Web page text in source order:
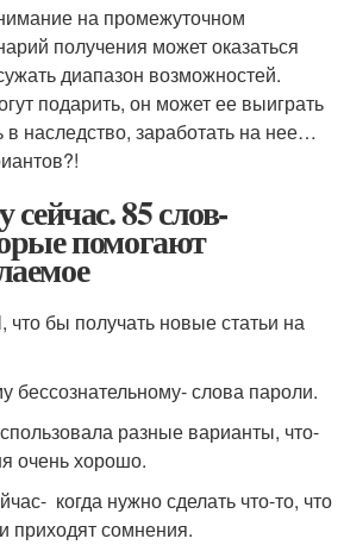
на промежуточном
получения может оказаться
диапазон возможностей.
подарить, он может ее выиграть
в наследство, заработать на нее…
сейчас. 85 слов-
помогают
бы получать новые статьи на
бессознательному- слова пароли.
разные варианты, что-
очень хорошо.
когда нужно сделать что-то, что
приходят сомнения.